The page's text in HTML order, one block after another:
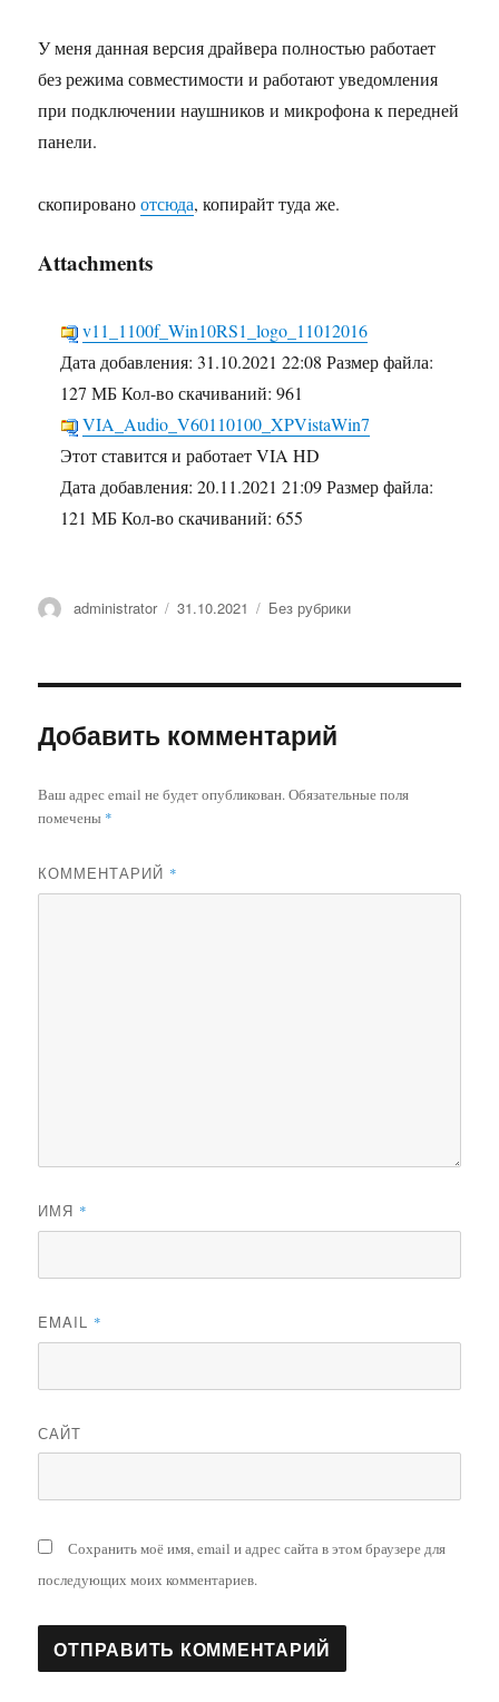
У меня данная версия драйвера полностью работает
без режима совместимости и работают уведомления
при подключении наушников и микрофона к передней
панели.
скопированоотсюда, копирайт туда же.
Attachments
v11_1100f_Win10RS1_logo_11012016
Дата добавления: 31.10.2021 22:08 Размер файла:
127 МБ Кол-во скачиваний: 961
VIA_Audio_V60110100_XPVistaWin7
Этот ставится и работает VIA HD
Дата добавления: 20.11.2021 21:09 Размер файла:
121 МБ Кол-во скачиваний: 655
Автор
administrator Опубликовано
31.10.2021 Рубрики
Без рубрики
Добавить комментарий
Ваш адрес email не будет опубликован.Обязательные поля
помечены *
КОММЕНТАРИЙ *
ИМЯ *
EMAIL *
САЙТ
Сохранить моё имя, email и адрес сайта в этом браузере для
последующих моих комментариев.